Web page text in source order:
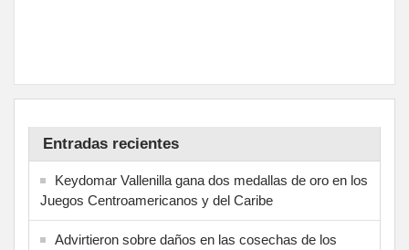
Entradas recientes
Keydomar Vallenilla gana dos medallas de oro en los
Juegos Centroamericanos y del Caribe
Advirtieron sobre daños en las cosechas de los